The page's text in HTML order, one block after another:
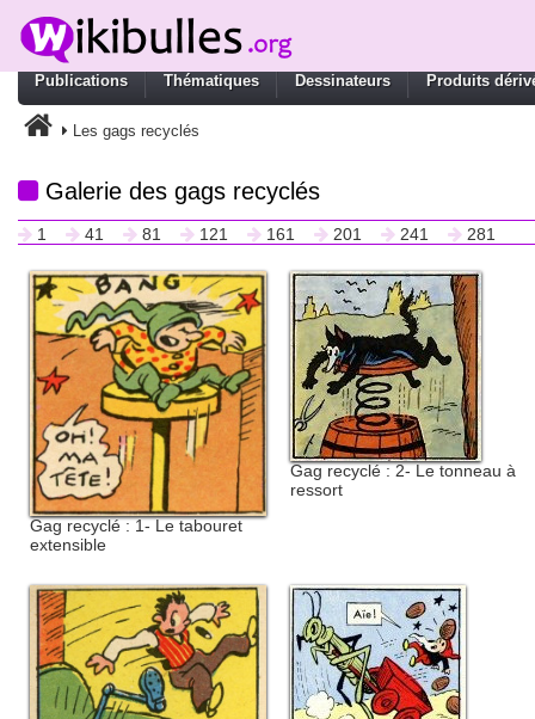
Publications Thématiques Dessinateurs Produits
Les gags recyclés
Galerie des gags recyclés
1 41 81 121 161 201 241 281
Gag recyclé : 1- Le tabouret
extensible
Gag recyclé : 2- Le tonneau à
ressort